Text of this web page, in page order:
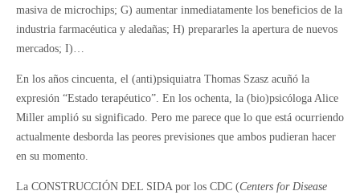
masiva de microchips; G) aumentar inmediatamente los beneficios de la
industria farmacéutica y aledañas; H) prepararles la apertura de nuevos
mercados; I)…
En los años cincuenta, el (anti)psiquiatra Thomas Szasz acuñó la
expresión “Estado terapéutico”. En los ochenta, la (bio)psicóloga Alice
Miller amplió su significado. Pero me parece que lo que está ocurriendo
actualmente desborda las peores previsiones que ambos pudieran hacer
en su momento.
La CONSTRUCCIÓN DEL SIDA por los CDC (Centers for Disease